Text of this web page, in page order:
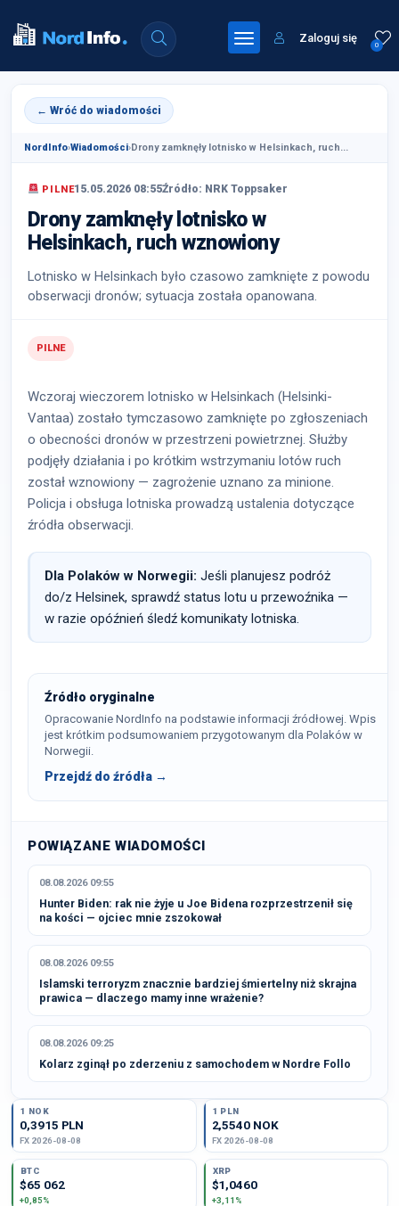
0
Zaloguj się
← Wróć do wiadomości
NordInfo›Wiadomości›Drony zamknęły lotnisko w Helsinkach, ruch...
PILNE15.05.2026 08:55Źródło: NRK Toppsaker
Drony zamknęły lotnisko w
Helsinkach, ruch wznowiony
Lotnisko w Helsinkach było czasowo zamknięte z powodu
obserwacji dronów; sytuacja została opanowana.
PILNE
Wczoraj wieczorem lotnisko w Helsinkach (Helsinki-
Vantaa) zostało tymczasowo zamknięte po zgłoszeniach
o obecności dronów w przestrzeni powietrznej. Służby
podjęły działania i po krótkim wstrzymaniu lotów ruch
został wznowiony — zagrożenie uznano za minione.
Policja i obsługa lotniska prowadzą ustalenia dotyczące
źródła obserwacji.
Dla Polaków w Norwegii: Jeśli planujesz podróż
do/z Helsinek, sprawdź status lotu u przewoźnika —
w razie opóźnień śledź komunikaty lotniska.
Źródło oryginalne
Opracowanie NordInfo na podstawie informacji źródłowej. Wpis
jest krótkim podsumowaniem przygotowanym dla Polaków w
Norwegii.
Przejdź do źródła →
POWIĄZANE WIADOMOŚCI
08.08.2026 09:55
Hunter Biden: rak nie żyje u Joe Bidena rozprzestrzenił się
na kości — ojciec mnie zszokował
08.08.2026 09:55
Islamski terroryzm znacznie bardziej śmiertelny niż skrajna
prawica — dlaczego mamy inne wrażenie?
08.08.2026 09:25
Kolarz zginął po zderzeniu z samochodem w Nordre Follo
1 NOK
0,3915 PLN
FX 2026-08-08
1 PLN
2,5540 NOK
FX 2026-08-08
BTC
$65 062
+0,85%
XRP
$1,0460
+3,11%